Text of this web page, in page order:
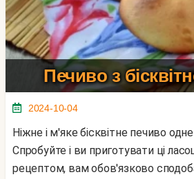
Печиво з
2024-10-04
Ніжне і м'яке бісквітне печиво одне з моїх улюблених.
Спробуйте і ви приготувати ці
рецептом, вам обов'язково